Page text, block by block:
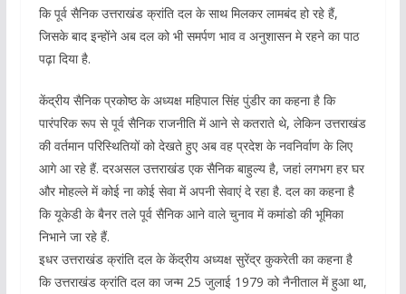
कि पूर्व सैनिक उत्तराखंड क्रांति दल के साथ मिलकर लामबंद हो रहे हैं,
जिसके बाद इन्होंने अब दल को भी समर्पण भाव व अनुशासन मे रहने का पाठ
पढ़ा दिया है.
केंद्रीय सैनिक प्रकोष्ठ के अध्यक्ष महिपाल सिंह पुंडीर का कहना है कि
पारंपरिक रूप से पूर्व सैनिक राजनीति में आने से कतराते थे, लेकिन उत्तराखंड
की वर्तमान परिस्थितियों को देखते हुए अब वह प्रदेश के नवनिर्वाण के लिए
आगे आ रहे हैं. दरअसल उत्तराखंड एक सैनिक बाहुल्य है, जहां लगभग हर घर
और मोहल्ले में कोई ना कोई सेवा में अपनी सेवाएं दे रहा है. दल का कहना है
कि यूकेडी के बैनर तले पूर्व सैनिक आने वाले चुनाव में कमांडो की भूमिका
निभाने जा रहे हैं.
इधर उत्तराखंड क्रांति दल के केंद्रीय अध्यक्ष सुरेंद्र कुकरेती का कहना है
कि उत्तराखंड क्रांति दल का जन्म 25 जुलाई 1979 को नैनीताल में हुआ था,